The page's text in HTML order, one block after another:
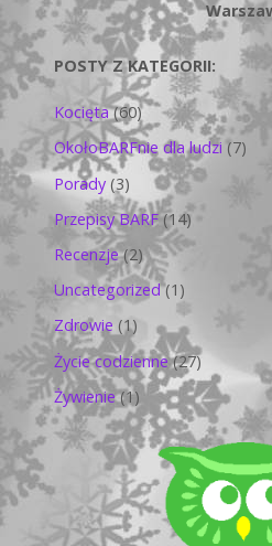
POSTY Z KATEGORII:
Kocięta(60)
OkołoBARFnie dla ludzi (7)
Porady(3)
Przepisy BARF(14)
Recenzje(2)
Uncategorized(1)
Zdrowie (1)
Życie codzienne(27)
Żywienie(1)